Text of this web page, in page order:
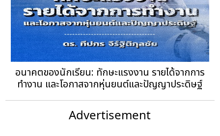
อนาคตของนักเรียน: ทักษะแรงงาน รายได้จากการ
ทำงาน และโอกาสจากหุ่นยนต์และปัญญาประดิษฐ์
Advertisement